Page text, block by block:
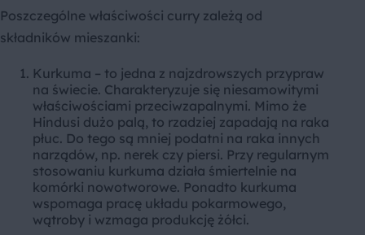
Poszczególne właściwości curry zależą od
składników mieszanki:
Kurkuma – to jedna z najzdrowszych przypraw
na świecie. Charakteryzuje się niesamowitymi
właściwościami przeciwzapalnymi. Mimo że
Hindusi dużo palą, to rzadziej zapadają na raka
płuc. Do tego są mniej podatni na raka innych
narządów, np. nerek czy piersi. Przy regularnym
stosowaniu kurkuma działa śmiertelnie na
komórki nowotworowe. Ponadto kurkuma
wspomaga pracę układu pokarmowego,
wątroby i wzmaga produkcję żółci.